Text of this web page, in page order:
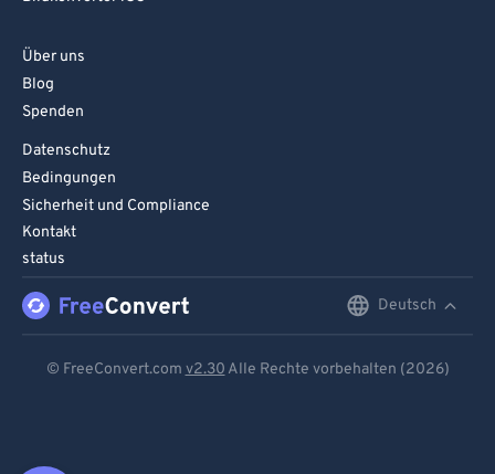
Über uns
Blog
Spenden
Datenschutz
Bedingungen
Sicherheit und Compliance
Kontakt
status
Deutsch
© FreeConvert.com v2.30 Alle Rechte vorbehalten (2026)